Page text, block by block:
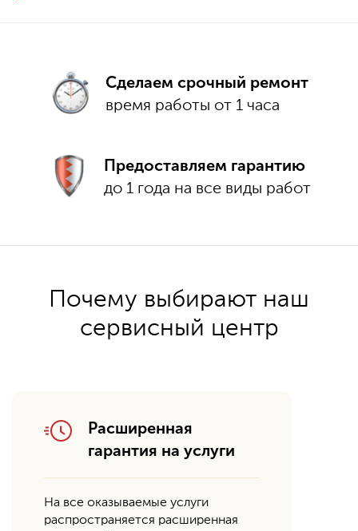
Сделаем срочный ремонт
время работы от 1 часа
Предоставляем гарантию
до 1 года на все виды работ
Почему выбирают наш
сервисный центр
Расширенная
гарантия на услуги
На все оказываемые услуги
распространяется расширенная